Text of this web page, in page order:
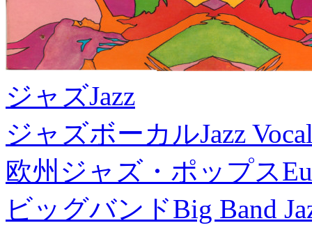
ジャズJazz
ジャズボーカルJazz
欧州ジャズ・ポップス
ビッグバンドBig Band